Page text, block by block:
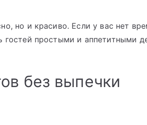
но и красиво. Если у вас нет
простыми и аппетитными
без выпечки